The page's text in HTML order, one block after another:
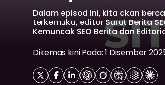
Dalam episod ini, kita akan
terkemuka, editor Surat Berita
Kemuncak SEO Berita dan
Dikemas kini Pada: 1 Disember